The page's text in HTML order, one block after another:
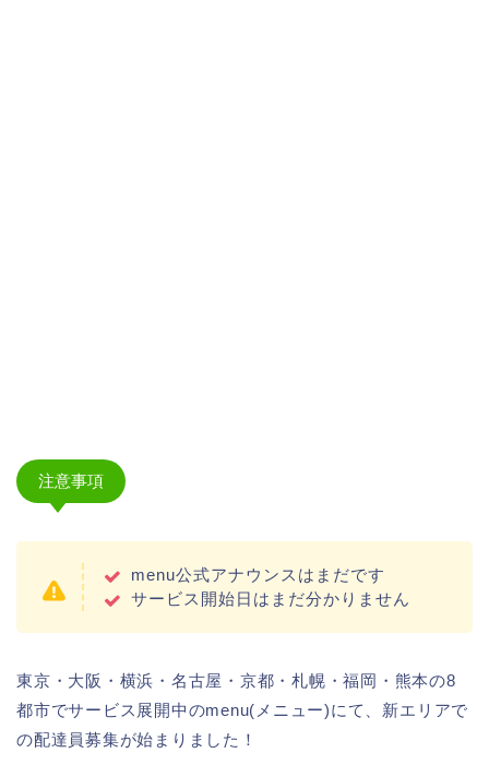
注意事項
menu公式アナウンスはまだです
サービス開始日はまだ分かりません
東京・大阪・横浜・名古屋・京都・札幌・福岡・熊本の8
都市でサービス展開中のmenu(メニュー)にて、新エリアで
の配達員募集が始まりました！